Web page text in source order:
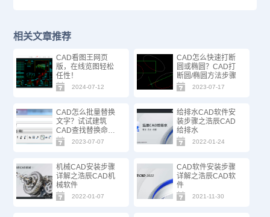
相关文章推荐
CAD看图王网页
版，在线览图轻松
任性！
2024-07-12
CAD怎么快速打断
圆或椭圆？CAD打
断圆/椭圆方法步骤
2023-07-17
CAD怎么批量替换
文字？试试建筑
CAD查找替换命
令！
2023-07-07
给排水CAD软件安
装步骤之浩辰CAD
给排水
2022-01-24
机械CAD安装步骤
详解之浩辰CAD机
械软件
2022-01-07
CAD软件安装步骤
详解之浩辰CAD软
件
2021-11-30